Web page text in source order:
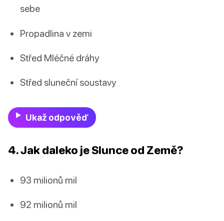
sebe
Propadlina v zemi
Střed Mléčné dráhy
Střed sluneční soustavy
Ukaž odpověď
4. Jak daleko je Slunce od Země?
93 milionů mil
92 milionů mil